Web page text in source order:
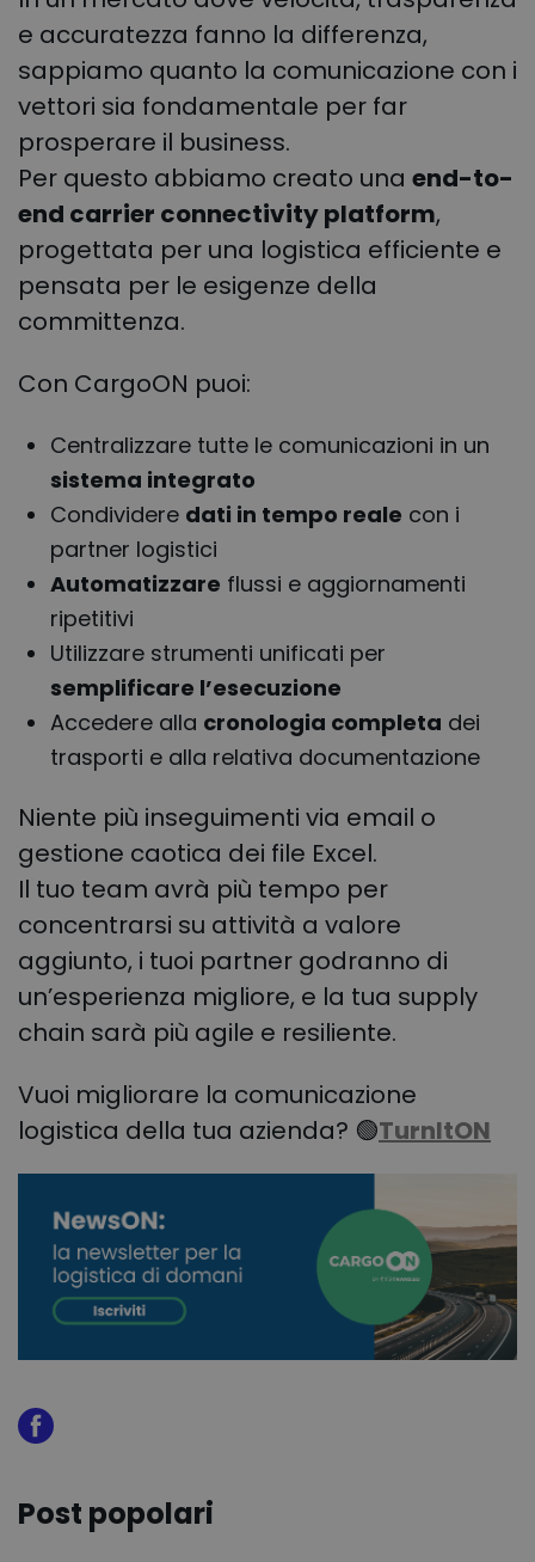
e accuratezza fanno la differenza,
sappiamo quanto la comunicazione con i
vettori sia fondamentale per far
prosperare il business.
Per questo abbiamo creato una end-to-
end carrier connectivity platform,
progettata per una logistica efficiente e
pensata per le esigenze della
committenza.
Con CargoON puoi:
Centralizzare tutte le comunicazioni in un
sistema integrato
Condividere dati in tempo reale con i
partner logistici
Automatizzare flussi e aggiornamenti
ripetitivi
Utilizzare strumenti unificati per
semplificare l’esecuzione
Accedere alla cronologia completa dei
trasporti e alla relativa documentazione
Niente più inseguimenti via email o
gestione caotica dei file Excel.
Il tuo team avrà più tempo per
concentrarsi su attività a valore
aggiunto, i tuoi partner godranno di
un’esperienza migliore, e la tua supply
chain sarà più agile e resiliente.
Vuoi migliorare la comunicazione
logistica della tua azienda? 🟢TurnItON
Post popolari